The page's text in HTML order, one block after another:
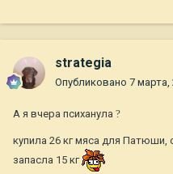
strategia
Опубликовано 7 марта,
А я вчера психанула ?
купила 26 кг мяса для Патюши,
запасла 15 кг